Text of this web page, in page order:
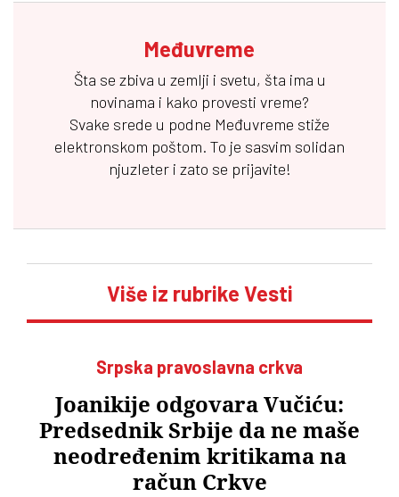
Međuvreme
Šta se zbiva u zemlji i svetu, šta ima u
novinama i kako provesti vreme?
Svake srede u podne Međuvreme stiže
elektronskom poštom. To je sasvim solidan
njuzleter i zato se prijavite!
Više iz rubrike Vesti
Srpska pravoslavna crkva
Joanikije odgovara Vučiću:
Predsednik Srbije da ne maše
neodređenim kritikama na
račun Crkve